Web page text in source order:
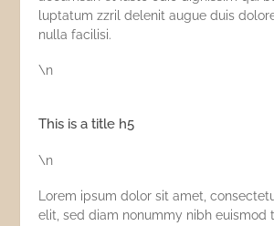
luptatum zzril delenit augue duis
nulla facilisi.
\n
This is a title h5
\n
Lorem ipsum dolor sit amet,
elit, sed diam nonummy nibh euismod